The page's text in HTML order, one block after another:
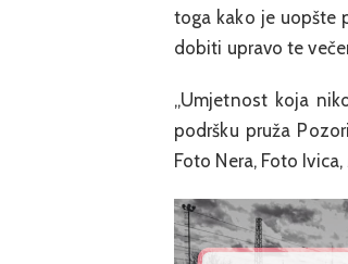
toga kako je uopšte
dobiti upravo te
„Umjetnost koja
podršku pruža
Foto Nera, Foto